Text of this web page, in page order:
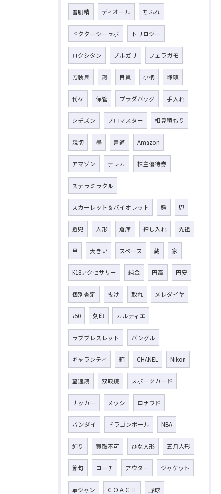
雪肌精 ディオール ちふれ
ドクターシーラボ トリロジー
ロクシタン ブルガリ フェラガモ
刀装具 鍔 目貫 小柄 縁頭
代々 保管 プラダバッグ 手入れ
シチズン プロマスター 相見積もり
親切 墨 書道 Amazon
アマゾン テレカ 株主優待券
ステラミラクル
スカーレット＆バイオレット 鎧 兜
鎧兜 人形 倉庫 押し入れ 先祖
甲 大きい スペース 蔵 家
K18アクセサリー 純金 円高 円安
個別査定 抜け 取れ メレダイヤ
750 刻印 カルティエ
ラブブレスレット バングル
ギャランティ 箱 CHANEL Nikon
望遠鏡 双眼鏡 スポーツカード
サッカー メッシ ロナウド
バンダイ ドラゴンボール NBA
飾り 買取不可 ひな人形 五月人形
節句 コーチ アウター ジャケット
革ジャン ＣＯＡＣＨ 野球